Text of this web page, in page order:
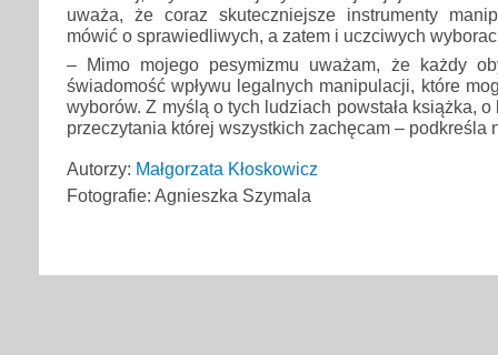
uważa, że coraz skuteczniejsze instrumenty
mówić o sprawiedliwych, a zatem i uczciwych
– Mimo mojego pesymizmu uważam, że każdy
świadomość wpływu legalnych manipulacji, które
wyborów. Z myślą o tych ludziach powstała książka,
przeczytania której wszystkich zachęcam – podkreśla
Autorzy: Małgorzata Kłoskowicz
Fotografie: Agnieszka Szymala